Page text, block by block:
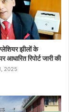
झीलों के
आधारित रिपोर्ट जारी की
2025